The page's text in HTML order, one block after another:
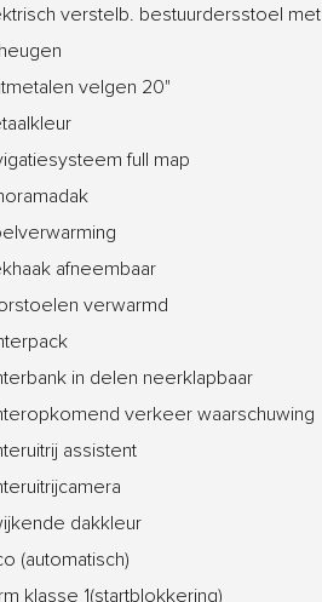
verstelb. bestuurdersstoel met
velgen 20"
full map
afneembaar
verwarmd
in delen neerklapbaar
verkeer waarschuwing
assistent
dakkleur
(automatisch)
klasse 1(startblokkering)